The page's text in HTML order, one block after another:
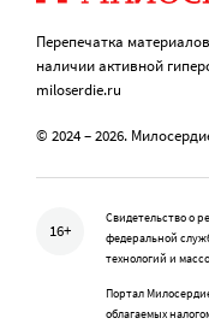
Перепечатка
наличии активной
miloserdie.ru
© 2024 – 2026.
16+
Свидетельство о
федеральной
технологий и
Портал
облагаемых